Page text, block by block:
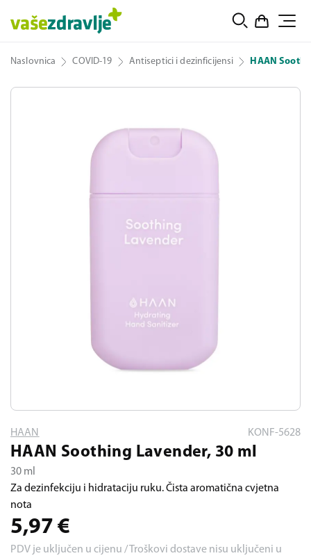
Naslovnica COVID-19 Antiseptici i dezinficijensi HAAN
HAAN KONF-5628
HAAN Soothing Lavender, 30 ml
30 ml
Za dezinfekciju i hidrataciju ruku. Čista aromatična cvjetna
nota
5,97 €
PDV je uključen u cijenu / Troškovi dostave nisu uključeni u